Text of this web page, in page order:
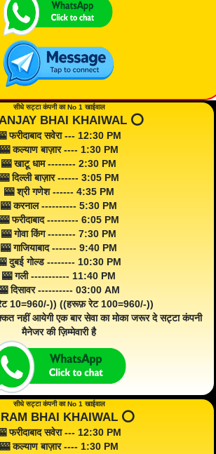
सीधे सट्टा कंपनी का No 1 खाईवाल
BHAI KHAIWAL ⭕️
फरीदाबाद सवेरा --- 12:30 PM
🎰 कल्याण बाज़ार ---- 1:30 PM
🎰 खाटू धाम -------- 2:30 PM
🎰 दिल्ली बाज़ार ------ 3:05 PM
🎰 श्री गणेश ------ 4:35 PM
🎰 करनाल ---------- 5:30 PM
🎰 फरीदाबाद --------- 6:05 PM
🎰 गोवा किंग -------- 7:30 PM
🎰 गाजियाबाद ------- 9:40 PM
दुबई गोल्ड -------- 10:30 PM
🎰 गली ----------- 11:40 PM
दिसावर ---------- 03:00 AM
10=960/-)) ((हरूफ़ रेट 100=960/-))
नहीं आयेगी एक बार सेवा का मोका जरूर दे सट्टा कंपनी
मैनेजर की ज़िम्मेवारी है
सीधे सट्टा कंपनी का No 1 खाईवाल
BHAI KHAIWAL ⭕️
फरीदाबाद सवेरा --- 12:30 PM
🎰 कल्याण बाज़ार ---- 1:30 PM